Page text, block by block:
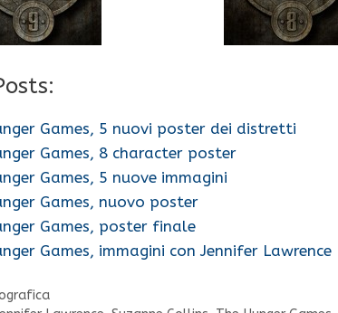
Games, 5 nuovi poster dei distretti
Games, 8 character poster
Games, 5 nuove immagini
Games, nuovo poster
Games, poster finale
Games, immagini con Jennifer Lawrence